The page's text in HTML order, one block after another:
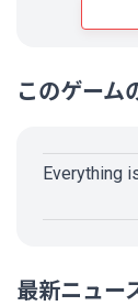
このゲーム
Everything
最新ニュー